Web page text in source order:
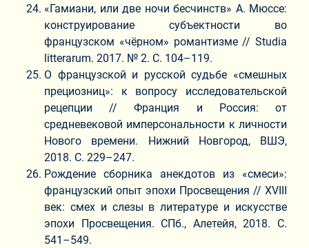
«Гамиани, или две ночи бесчинств» А. Мюссе:
конструирование субъектности во
французском «чёрном» романтизме // Studia
litterarum. 2017. № 2. С. 104–119.
О французской и русской судьбе «смешных
прециозниц»: к вопросу исследовательской
рецепции // Франция и Россия: от
средневековой имперсональности к личности
Нового времени. Нижний Новгород, ВШЭ,
2018. С. 229–247.
Рождение сборника анекдотов из «смеси»:
французский опыт эпохи Просвещения // XVIII
век: смех и слезы в литературе и искусстве
эпохи Просвещения. СПб., Алетейя, 2018. С.
541–549.